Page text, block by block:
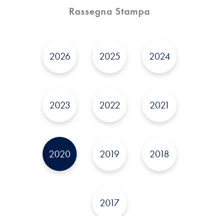
Rassegna Stampa
2026 2025 2024
2023 2022 2021
2020 2019 2018
2017